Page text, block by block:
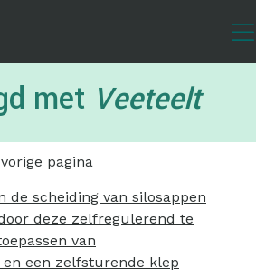
inhoud
met Veeteelt
pagina
de scheiding van silosappen
deze zelfregulerend te
van
een zelfsturende klep